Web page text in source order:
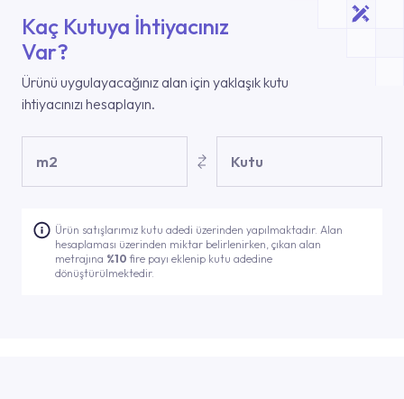
Kaç Kutuya İhtiyacınız
Var?
Ürünü uygulayacağınız alan için yaklaşık kutu
ihtiyacınızı hesaplayın.
m2 Kutu
Ürün satışlarımız kutu adedi üzerinden yapılmaktadır. Alan
hesaplaması üzerinden miktar belirlenirken, çıkan alan
metrajına %10fire payı eklenip kutu adedine
dönüştürülmektedir.